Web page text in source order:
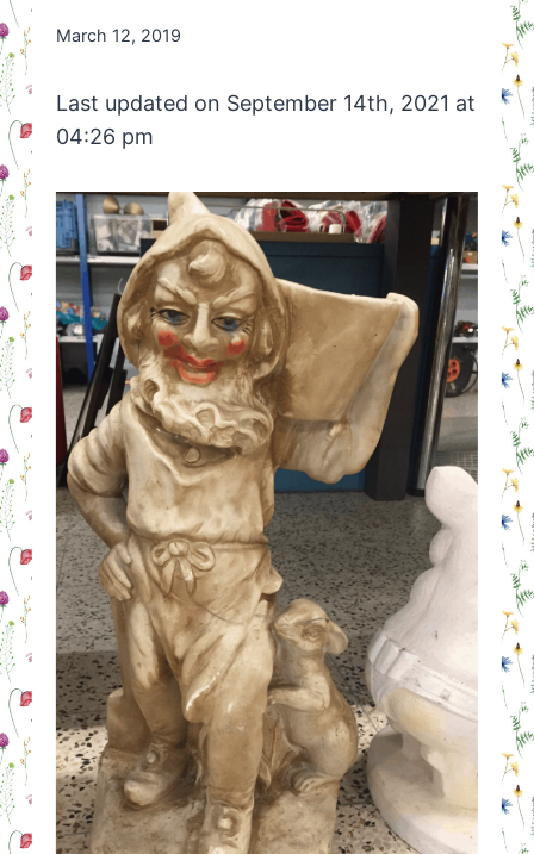
By
March 12, 2019
Last updated on September 14th, 2021 at
04:26 pm